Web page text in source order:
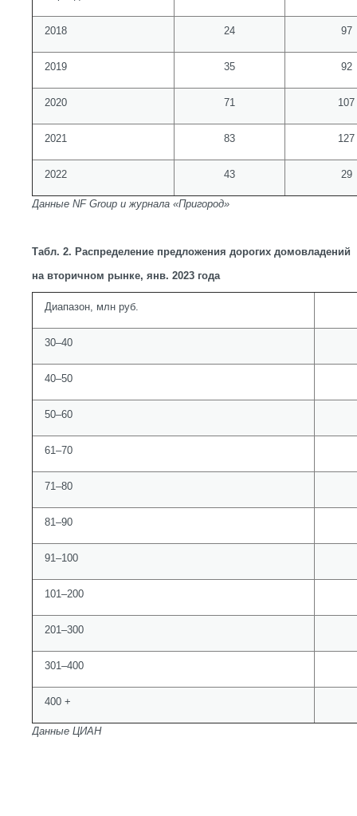
2018 24 97
2019 35 92
2020 71 107
2021 83 127
2022 43 29
Данные NF Group и журнала «Пригород»
Табл. 2. Распределение предложения дорогих домовладений
на вторичном рынке, янв. 2023 года
Диапазон, млн руб.
30–40
40–50
50–60
61–70
71–80
81–90
91–100
101–200
201–300
301–400
400 +
Данные ЦИАН